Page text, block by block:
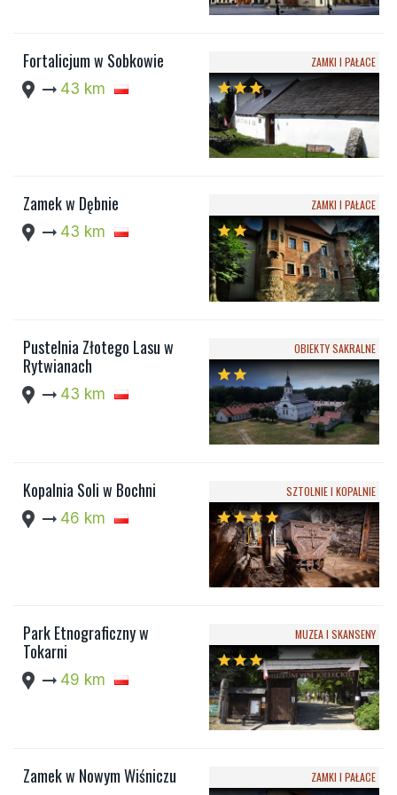
Fortalicjum w Sobkowie
location_pin arrow_right_alt 43 km
ZAMKI I PAŁACE
starstar star
Zamek w Dębnie
location_pin arrow_right_alt 43 km
ZAMKI I PAŁACE
starstar
Pustelnia Złotego Lasu w
Rytwianach
location_pin arrow_right_alt 43 km
OBIEKTY SAKRALNE
starstar
Kopalnia Soli w Bochni
location_pin arrow_right_alt 46 km
SZTOLNIE I KOPALNIE
starstarstarstar
Park Etnograficzny w
Tokarni
location_pin arrow_right_alt 49 km
MUZEA I SKANSENY
starstarstar
Zamek w Nowym Wiśniczu ZAMKI I PAŁACE